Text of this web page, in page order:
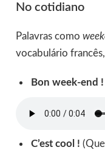
No cotidiano
Palavras como
vocabulário
Bon week-end !
C’est cool !